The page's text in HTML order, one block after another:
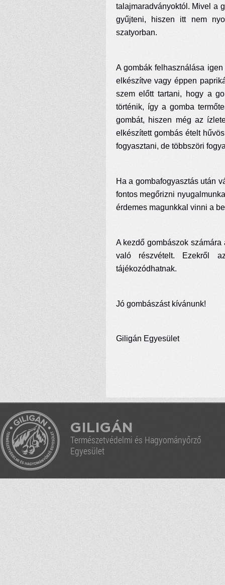
talajmaradványoktól. Mivel a
gyűjteni, hiszen itt nem
szatyorban.
A gombák felhasználása
elkészítve vagy éppen
szem előtt tartani, hogy a
történik, így a gomba
gombát, hiszen még az
elkészített gombás ételt
fogyasztani, de többszöri
Ha a gombafogyasztás után
fontos megőrizni
érdemes magunkkal vinni a
A kezdő gombászok
való részvételt. Ezekről
tájékozódhatnak.
Jó gombászást kívánunk!
Giligán Egyesület
GILIGÁN
Természetvédelmi és Hagyományőrző
Egyesület